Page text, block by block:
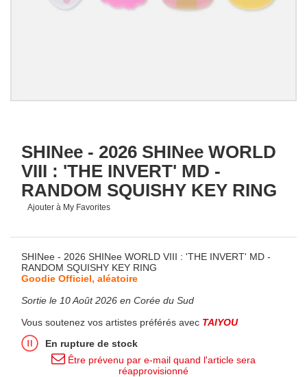
SHINee - 2026 SHINee WORLD
VIII : 'THE INVERT' MD -
RANDOM SQUISHY KEY RING
Ajouter à My Favorites
SHINee - 2026 SHINee WORLD VIII : 'THE INVERT' MD -
RANDOM SQUISHY KEY RING
Goodie Officiel, aléatoire
Sortie le 10 Août 2026 en Corée du Sud
Vous soutenez vos artistes préférés avec TAIYOU
En rupture de stock
Être prévenu par e-mail quand l'article sera
réapprovisionné